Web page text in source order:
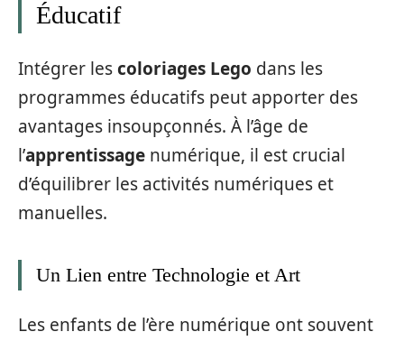
Éducatif
Intégrer lescoloriages Lego dans les
programmes éducatifs peut apporter des
avantages insoupçonnés. À l’âge de
l’apprentissage numérique, il est crucial
d’équilibrer les activités numériques et
manuelles.
Un Lien entre Technologie et Art
Les enfants de l’ère numérique ont souvent